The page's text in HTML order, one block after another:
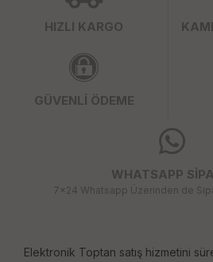
HIZLI KARGO
GÜVENLİ ÖDEME
WHATSAPP
7x24 Whatsapp Üzerinden de
Elektronik Toptan satış hizmetini